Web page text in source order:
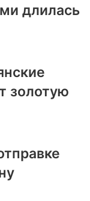
длилась
золотую